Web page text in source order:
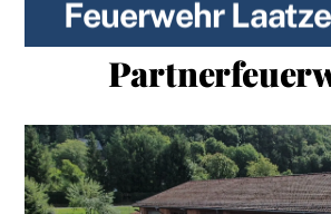
Feuerwehr